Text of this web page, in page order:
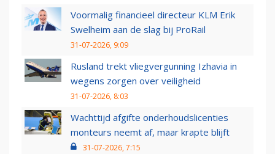
Voormalig financieel directeur KLM Erik
Swelheim aan de slag bij ProRail
31-07-2026, 9:09
Rusland trekt vliegvergunning Izhavia in
wegens zorgen over veiligheid
31-07-2026, 8:03
Wachttijd afgifte onderhoudslicenties
monteurs neemt af, maar krapte blijft
31-07-2026, 7:15